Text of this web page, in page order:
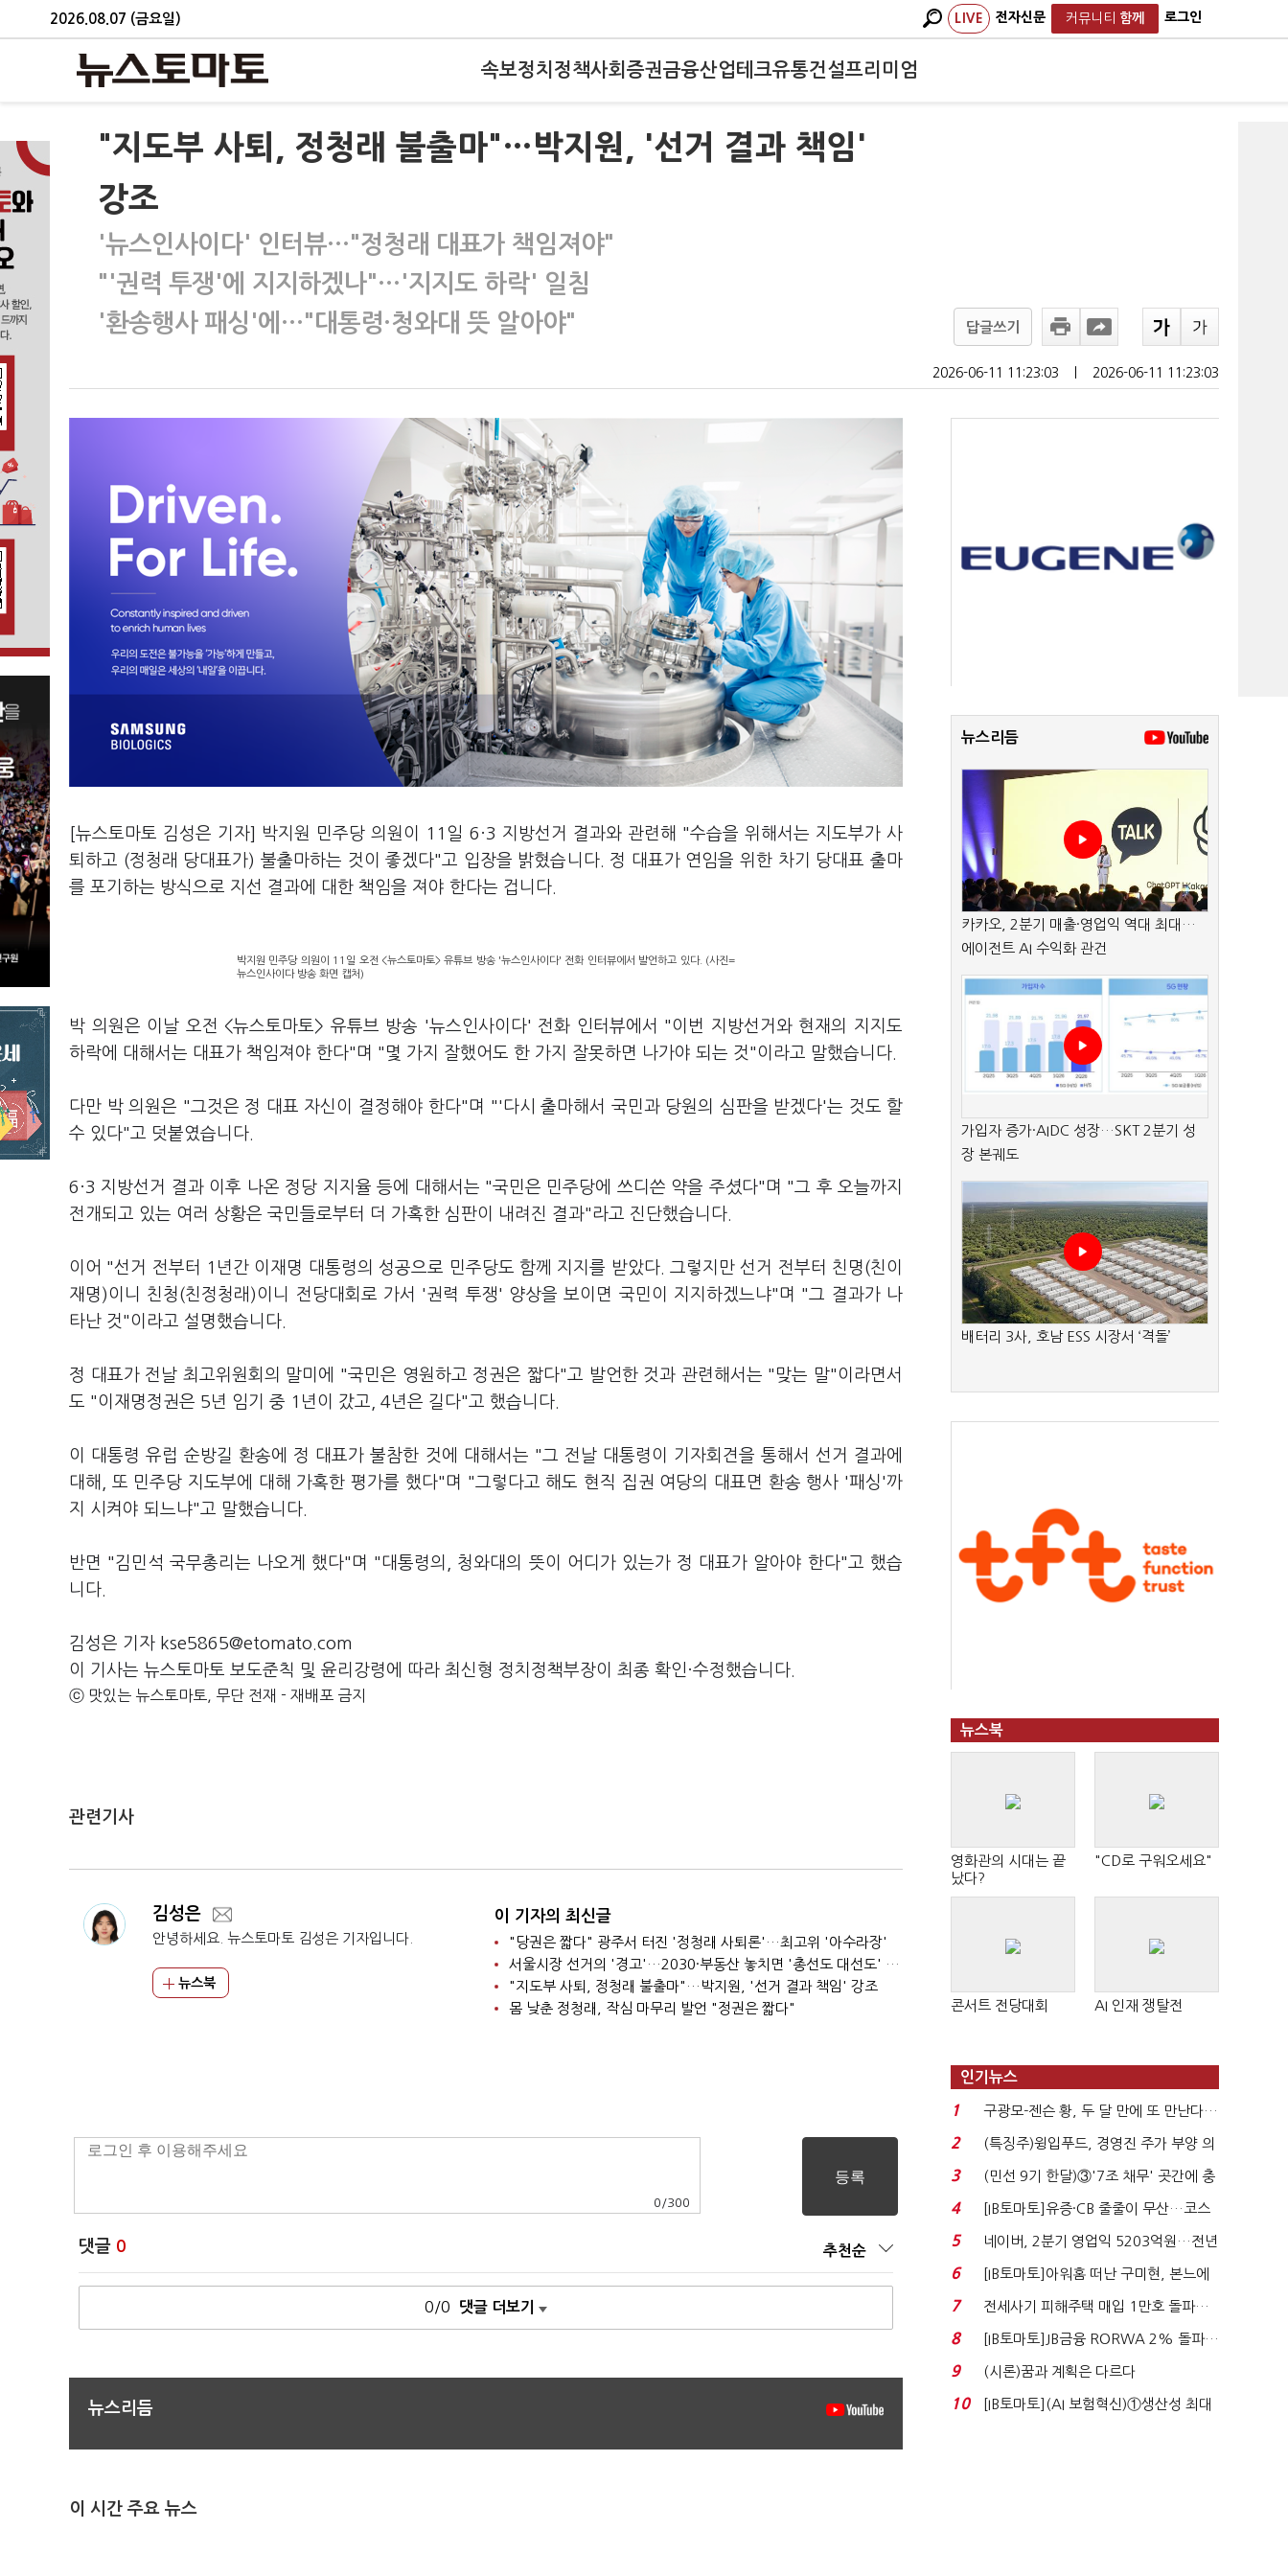
2026.08.07 (금요일) LIVE 전자신문 커뮤니티 함께 로그인
속보정치 정책사회 증권금융산업테크유통건설프리미엄
"지도부 사퇴, 정청래 불출마"…박지원, '선거 결과 책임'
강조
'뉴스인사이다' 인터뷰…"정청래 대표가 책임져야"
"'권력 투쟁'에 지지하겠나"…'지지도 하락' 일침
'환송행사 패싱'에…"대통령·청와대 뜻 알아야"
답글쓰기
2026-06-11 11:23:03 2026-06-11 11:23:03
[뉴스토마토 김성은 기자] 박지원 민주당 의원이 11일 6·3 지방선거 결과와 관련해 "수습을 위해서는 지도부가 사
퇴하고 (정청래 당대표가) 불출마하는 것이 좋겠다"고 입장을 밝혔습니다. 정 대표가 연임을 위한 차기 당대표 출마
를 포기하는 방식으로 지선 결과에 대한 책임을 져야 한다는 겁니다.
박지원 민주당 의원이 11일 오전 <뉴스토마토> 유튜브 방송 '뉴스인사이다' 전화 인터뷰에서 발언하고 있다. (사진=
뉴스인사이다 방송 화면 캡처)
박 의원은 이날 오전 <뉴스토마토> 유튜브 방송 '뉴스인사이다' 전화 인터뷰에서 "이번 지방선거와 현재의 지지도
하락에 대해서는 대표가 책임져야 한다"며 "몇 가지 잘했어도 한 가지 잘못하면 나가야 되는 것"이라고 말했습니다.
다만 박 의원은 "그것은 정 대표 자신이 결정해야 한다"며 "'다시 출마해서 국민과 당원의 심판을 받겠다'는 것도 할
수 있다"고 덧붙였습니다.
6·3 지방선거 결과 이후 나온 정당 지지율 등에 대해서는 "국민은 민주당에 쓰디쓴 약을 주셨다"며 "그 후 오늘까지
전개되고 있는 여러 상황은 국민들로부터 더 가혹한 심판이 내려진 결과"라고 진단했습니다.
이어 "선거 전부터 1년간 이재명 대통령의 성공으로 민주당도 함께 지지를 받았다. 그렇지만 선거 전부터 친명(친이
재명)이니 친청(친정청래)이니 전당대회로 가서 '권력 투쟁' 양상을 보이면 국민이 지지하겠느냐"며 "그 결과가 나
타난 것"이라고 설명했습니다.
정 대표가 전날 최고위원회의 말미에 "국민은 영원하고 정권은 짧다"고 발언한 것과 관련해서는 "맞는 말"이라면서
도 "이재명정권은 5년 임기 중 1년이 갔고, 4년은 길다"고 했습니다.
이 대통령 유럽 순방길 환송에 정 대표가 불참한 것에 대해서는 "그 전날 대통령이 기자회견을 통해서 선거 결과에
대해, 또 민주당 지도부에 대해 가혹한 평가를 했다"며 "그렇다고 해도 현직 집권 여당의 대표면 환송 행사 '패싱'까
지 시켜야 되느냐"고 말했습니다.
반면 "김민석 국무총리는 나오게 했다"며 "대통령의, 청와대의 뜻이 어디가 있는가 정 대표가 알아야 한다"고 했습
니다.
김성은 기자 kse5865@etomato.com
이 기사는 뉴스토마토 보도준칙 및 윤리강령에 따라 최신형 정치정책부장이 최종 확인·수정했습니다.
ⓒ 맛있는 뉴스토마토, 무단 전재 - 재배포 금지
관련기사
김성은
안녕하세요. 뉴스토마토 김성은 기자입니다.
뉴스북
이 기자의 최신글
"당권은 짧다" 광주서 터진 '정청래 사퇴론'…최고위 '아수라장'
서울시장 선거의 '경고'…2030·부동산 놓치면 '총선도 대선도' 패배
"지도부 사퇴, 정청래 불출마"…박지원, '선거 결과 책임' 강조
몸 낮춘 정청래, 작심 마무리 발언 "정권은 짧다"
0 /300
댓글 0 추천순
0/0 댓글 더보기
뉴스리듬
이 시간 주요 뉴스
뉴스리듬
카카오, 2분기 매출·영업익 역대 최대…
에이전트 AI 수익화 관건
가입자 증가·AIDC 성장…SKT 2분기 성
장 본궤도
배터리 3사, 호남 ESS 시장서 ‘격돌’
뉴스북
영화관의 시대는 끝
났다?
"CD로 구워오세요"
콘서트 전당대회 AI 인재 쟁탈전
인기뉴스
1
구광모-젠슨 황, 두 달 만에 또 만난다…
로봇·AI 등 논...
2
(특징주)윙입푸드, 경영진 주가 부양 의
지에 상한가...
3
(민선 9기 한달)③'7조 채무' 곳간에 충
격…추미애, 20년...
4
[IB토마토]유증·CB 줄줄이 무산…코스
닥 벌점 급증에 ...
5
네이버, 2분기 영업익 5203억원…전년
비 0.2% 감소...
6
[IB토마토]아워홈 떠난 구미현, 본느에
340억 베팅…가...
7
전세사기 피해주택 매입 1만호 돌파…
누적 피해자 4만2...
8
[IB토마토]JB금융 RORWA 2% 돌파…
실적 견인은 은행 ...
9 (시론)꿈과 계획은 다르다
10
[IB토마토](AI 보험혁신)①생산성 최대